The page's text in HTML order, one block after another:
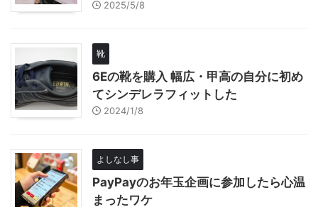
2025/5/8
靴
6Eの靴を購入 幅広・甲高の自分に初め
てシンデレラフィットした
2024/1/8
よしなし事
PayPayのお年玉企画に参加したら心温
まったワケ